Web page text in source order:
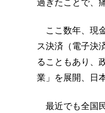
過ぎたことで、
ここ数年、現
ス決済（電子決
ることもあり、
業」を展開、日
最近でも全国